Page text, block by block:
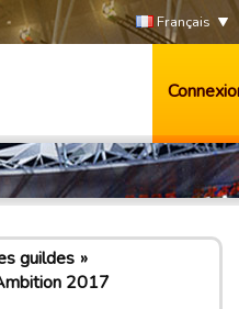
Français
guildes
2017